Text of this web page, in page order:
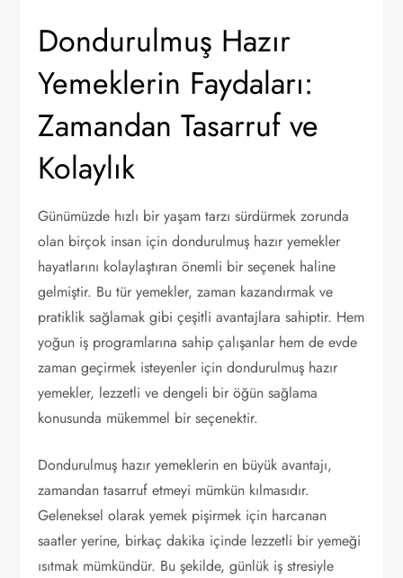
Dondurulmuş Hazır
Yemeklerin Faydaları:
Zamandan Tasarruf ve
Kolaylık
Günümüzde hızlı bir yaşam tarzı sürdürmek zorunda
olan birçok insan için dondurulmuş hazır yemekler
hayatlarını kolaylaştıran önemli bir seçenek haline
gelmiştir. Bu tür yemekler, zaman kazandırmak ve
pratiklik sağlamak gibi çeşitli avantajlara sahiptir. Hem
yoğun iş programlarına sahip çalışanlar hem de evde
zaman geçirmek isteyenler için dondurulmuş hazır
yemekler, lezzetli ve dengeli bir öğün sağlama
konusunda mükemmel bir seçenektir.
Dondurulmuş hazır yemeklerin en büyük avantajı,
zamandan tasarruf etmeyi mümkün kılmasıdır.
Geleneksel olarak yemek pişirmek için harcanan
saatler yerine, birkaç dakika içinde lezzetli bir yemeği
ısıtmak mümkündür. Bu şekilde, günlük iş stresiyle